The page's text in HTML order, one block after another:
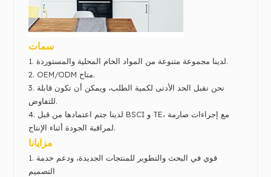
سمات
1. لدينا مجموعة متنوعة من المواد الخام المحلية والمستوردة.
2.
OEM/ODM متاح.
3. نحن نقبل الحد الأدنى لكمية الطلب، ويمكن أن تكون قابلة
للتفاوض.
4. لدينا جتم اعتمادها من قبل BSCI و TE، مع إجراءات صارمة
لمراقبة الجودة أثناء الإنتاج.
مزايانا
1. قوي في البحث والتطوير للمنتجات الجديدة، ودعم خدمة
التصميم